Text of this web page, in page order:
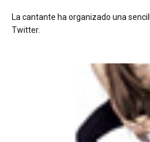
La cantante ha organizado una
Twitter.